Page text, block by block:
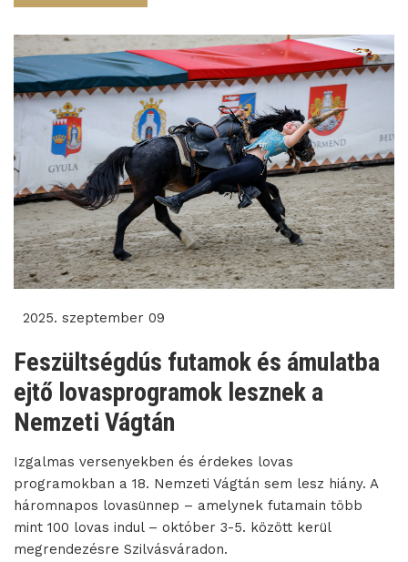
2025. szeptember 09
Feszültségdús futamok és ámulatba
ejtő lovasprogramok lesznek a
Nemzeti Vágtán
Izgalmas versenyekben és érdekes lovas
programokban a 18. Nemzeti Vágtán sem lesz hiány. A
háromnapos lovasünnep – amelynek futamain több
mint 100 lovas indul – október 3-5. között kerül
megrendezésre Szilvásváradon.